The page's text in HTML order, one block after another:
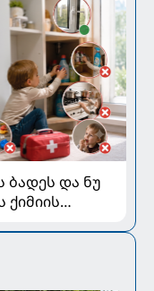
ბადეს და ნუ
ქიმიის